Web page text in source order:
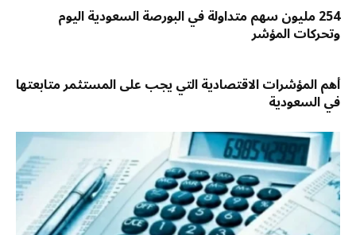
254 مليون سهم متداولة في البورصة السعودية اليوم
وتحركات المؤشر
أهم المؤشرات الاقتصادية التي يجب على المستثمر متابعتها
في السعودية